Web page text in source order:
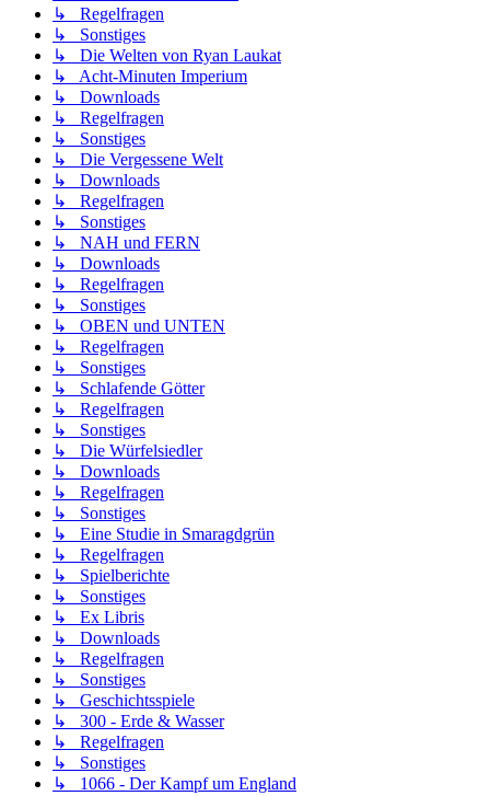
↳ Regelfragen
↳ Sonstiges
↳ Die Welten von Ryan Laukat
↳ Acht-Minuten Imperium
↳ Downloads
↳ Regelfragen
↳ Sonstiges
↳ Die Vergessene Welt
↳ Downloads
↳ Regelfragen
↳ Sonstiges
↳ NAH und FERN
↳ Downloads
↳ Regelfragen
↳ Sonstiges
↳ OBEN und UNTEN
↳ Regelfragen
↳ Sonstiges
↳ Schlafende Götter
↳ Regelfragen
↳ Sonstiges
↳ Die Würfelsiedler
↳ Downloads
↳ Regelfragen
↳ Sonstiges
↳ Eine Studie in Smaragdgrün
↳ Regelfragen
↳ Spielberichte
↳ Sonstiges
↳ Ex Libris
↳ Downloads
↳ Regelfragen
↳ Sonstiges
↳ Geschichtsspiele
↳ 300 - Erde & Wasser
↳ Regelfragen
↳ Sonstiges
↳ 1066 - Der Kampf um England